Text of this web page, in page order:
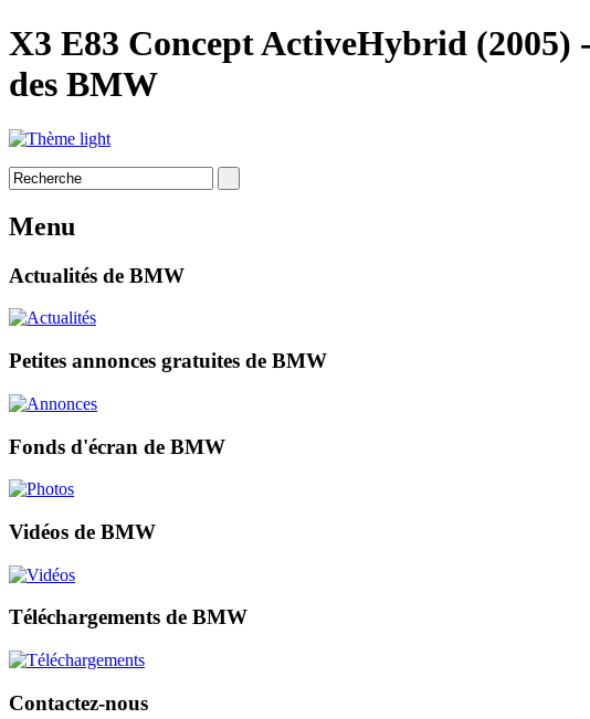
X3 E83 Concept ActiveHybrid
des BMW
Menu
Actualités de BMW
Petites annonces gratuites de BMW
Fonds d'écran de BMW
Vidéos de BMW
Téléchargements de BMW
Contactez-nous